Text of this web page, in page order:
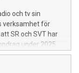
och tv sin
verksamhet för
SR och SVT har
under 2025.
kvalitet i
i ett avseende